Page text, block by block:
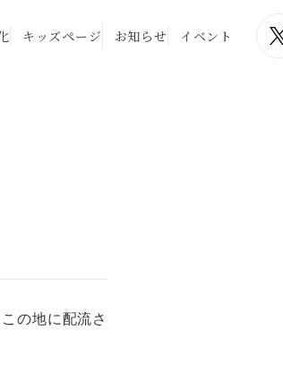
キッズページ お知らせ イベント
の地に配流さ